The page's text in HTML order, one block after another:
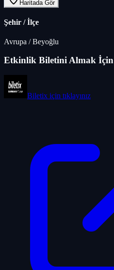
Haritada Gör
Şehir / İlçe
Avrupa /Beyoğlu
Etkinlik Biletini Almak İçin
Biletix için tıklayınız